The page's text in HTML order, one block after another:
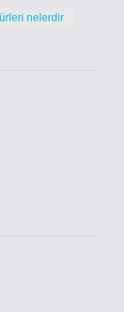
nelerdir